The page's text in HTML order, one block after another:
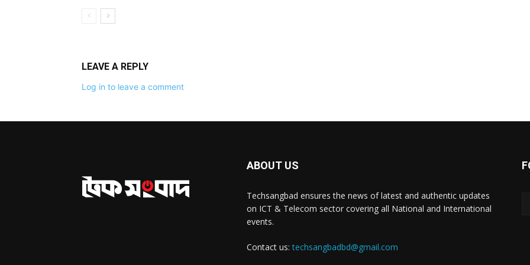
LEAVE A REPLY
Log in to leave a comment
ABOUT US
Techsangbad ensures the news of latest and authentic updates
on ICT & Telecom sector covering all National and International
events.
Contact us:techsangbadbd@gmail.com